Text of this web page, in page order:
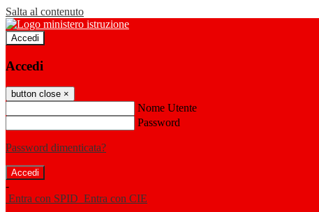
Salta al contenuto
Accedi
Accedi
button close ×
Nome Utente
Password
Password dimenticata?
-
Entra con SPID Entra con CIE